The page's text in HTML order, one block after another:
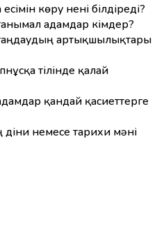
көру нені білдіреді?
адамдар кімдер?
артықшылықтары
тілінде қалай
қандай қасиеттерге
немесе тарихи мәні